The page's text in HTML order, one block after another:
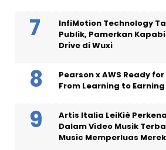
InfiMotion Technology
Publik, Pamerkan
Drive di Wuxi
Pearson x AWS Ready
From Learning to
Artis Italia LeiKiè
Dalam Video Musik
Music Memperluas